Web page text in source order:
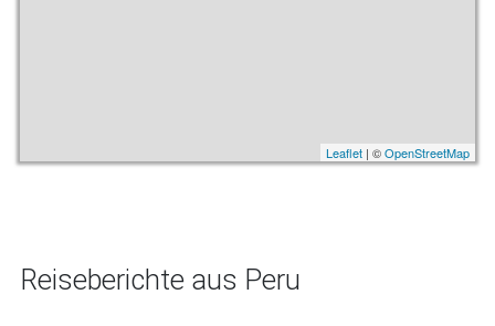
Leaflet | ©OpenStreetMap
Reiseberichte aus Peru